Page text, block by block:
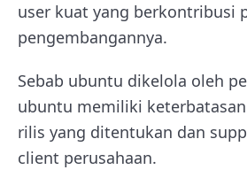
user kuat yang berkontribusi
pengembangannya.
Sebab ubuntu dikelola oleh
ubuntu memiliki
rilis yang ditentukan dan
client perusahaan.